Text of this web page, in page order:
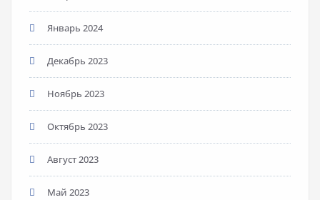
Январь 2024
Декабрь 2023
Ноябрь 2023
Октябрь 2023
Август 2023
Май 2023